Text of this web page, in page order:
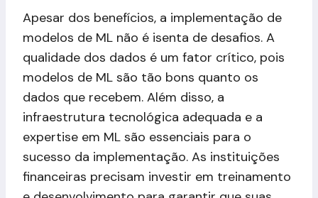
Apesar dos benefícios, a implementação de
modelos de ML não é isenta de desafios. A
qualidade dos dados é um fator crítico, pois
modelos de ML são tão bons quanto os
dados que recebem. Além disso, a
infraestrutura tecnológica adequada e a
expertise em ML são essenciais para o
sucesso da implementação. As instituições
financeiras precisam investir em treinamento